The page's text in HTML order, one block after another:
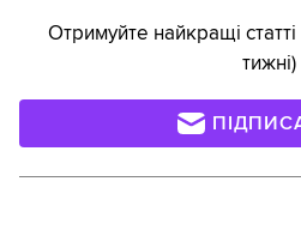
Отримуйте найкращі
тижні)